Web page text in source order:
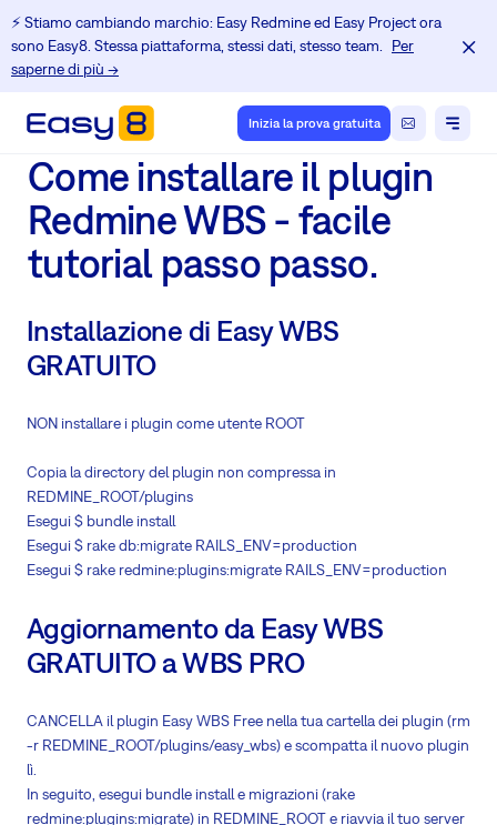
⚡️ Stiamo cambiando marchio: Easy Redmine ed Easy Project ora
sono Easy8. Stessa piattaforma, stessi dati, stesso team.
Per
saperne di più →
Inizia la prova gratuita
Come installare il plugin
Redmine WBS - facile
tutorial passo passo.
Installazione di Easy WBS
GRATUITO
NON installare i plugin come utente ROOT
Copia la directory del plugin non compressa in
REDMINE_ROOT/plugins
Esegui $ bundle install
Esegui $ rake db:migrate RAILS_ENV=production
Esegui $ rake redmine:plugins:migrate RAILS_ENV=production
Aggiornamento da Easy WBS
GRATUITO a WBS PRO
CANCELLA il plugin Easy WBS Free nella tua cartella dei plugin (rm
-r REDMINE_ROOT/plugins/easy_wbs) e scompatta il nuovo plugin
lì.
In seguito, esegui bundle install e migrazioni (rake
redmine:plugins:migrate) in REDMINE_ROOT e riavvia il tuo server